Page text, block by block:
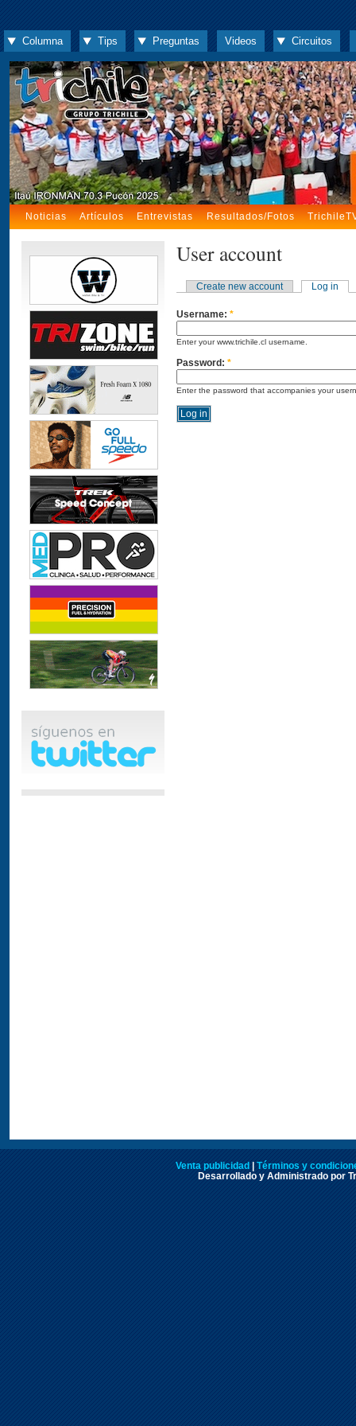
Columna Tips Preguntas Videos Circuitos
Noticias Artículos Entrevistas Resultados/Fotos
User account
Create new account Log in
Username: *
Enter your www.trichile.cl username.
Password: *
Enter the password that accompanies your
Venta publicidad
Términos y
Desarrollado y Administrado por